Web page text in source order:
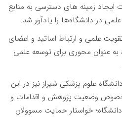
زمینه های دسترسی به منابع
در دانشگاه‌ها را یادآور شد.
علمی و ارتباط اساتید و اعضای
به عنوان محوری برای توسعه علمی
علوم پزشکی شیراز نیز در این
وضعیت پژوهش و اقدامات و
خواستار حمایت مسوولان